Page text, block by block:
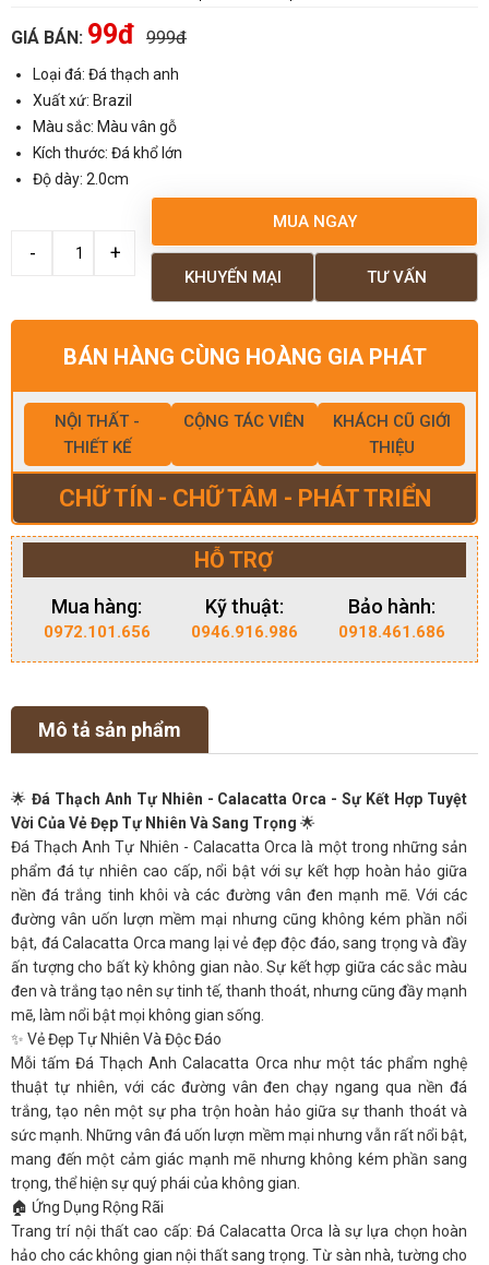
GIÁ BÁN: 99đ 999đ
Loại đá: Đá thạch anh
Xuất xứ: Brazil
Màu sắc: Màu vân gỗ
Kích thước: Đá khổ lớn
Độ dày: 2.0cm
MUA NGAY
TƯ VẤN
KHUYẾN MẠI
BÁN HÀNG CÙNG HOÀNG GIA PHÁT
NỘI THẤT -
THIẾT KẾ
CỘNG TÁC VIÊN
KHÁCH CŨ GIỚI
THIỆU
CHỮ TÍN - CHỮ TÂM - PHÁT TRIỂN
HỖ TRỢ
Mua hàng:
0972.101.656
Kỹ thuật:
0946.916.986
Bảo hành:
0918.461.686
Mô tả sản phẩm
🌟 Đá Thạch Anh Tự Nhiên - Calacatta Orca - Sự Kết Hợp Tuyệt
Vời Của Vẻ Đẹp Tự Nhiên Và Sang Trọng 🌟
Đá Thạch Anh Tự Nhiên - Calacatta Orca là một trong những sản
phẩm đá tự nhiên cao cấp, nổi bật với sự kết hợp hoàn hảo giữa
nền đá trắng tinh khôi và các đường vân đen mạnh mẽ. Với các
đường vân uốn lượn mềm mại nhưng cũng không kém phần nổi
bật, đá Calacatta Orca mang lại vẻ đẹp độc đáo, sang trọng và đầy
ấn tượng cho bất kỳ không gian nào. Sự kết hợp giữa các sắc màu
đen và trắng tạo nên sự tinh tế, thanh thoát, nhưng cũng đầy mạnh
mẽ, làm nổi bật mọi không gian sống.
✨ Vẻ Đẹp Tự Nhiên Và Độc Đáo
Mỗi tấm Đá Thạch Anh Calacatta Orca như một tác phẩm nghệ
thuật tự nhiên, với các đường vân đen chạy ngang qua nền đá
trắng, tạo nên một sự pha trộn hoàn hảo giữa sự thanh thoát và
sức mạnh. Những vân đá uốn lượn mềm mại nhưng vẫn rất nổi bật,
mang đến một cảm giác mạnh mẽ nhưng không kém phần sang
trọng, thể hiện sự quý phái của không gian.
🏠 Ứng Dụng Rộng Rãi
Trang trí nội thất cao cấp: Đá Calacatta Orca là sự lựa chọn hoàn
hảo cho các không gian nội thất sang trọng. Từ sàn nhà, tường cho